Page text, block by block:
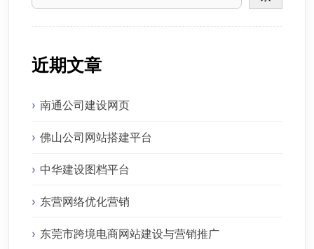
近期文章
南通公司建设网页
佛山公司网站搭建平台
中华建设图档平台
东营网络优化营销
东莞市跨境电商网站建设与营销推广